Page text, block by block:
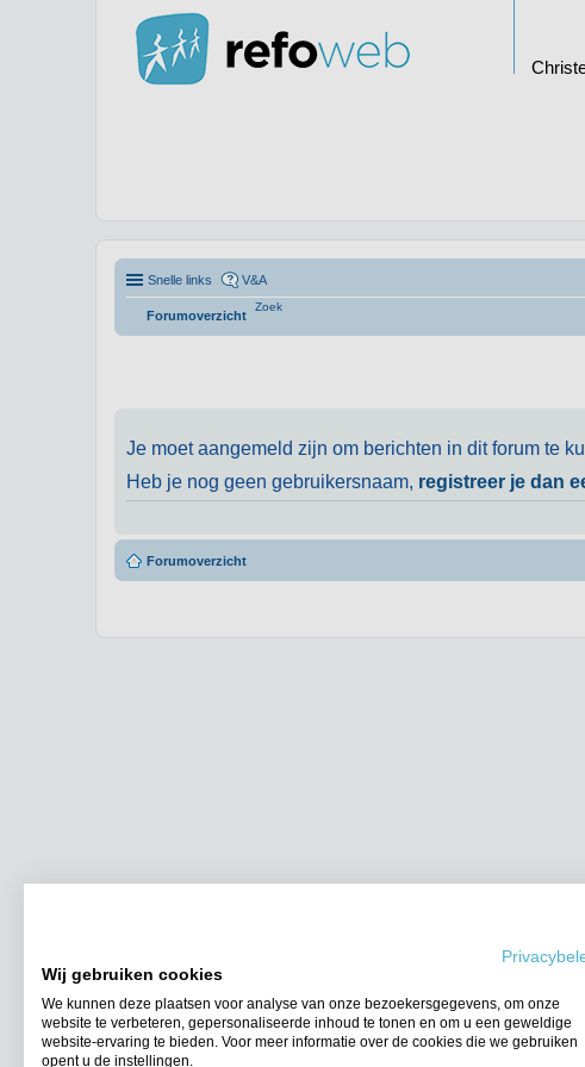
Snelle links V&A
Forumoverzicht
Zoek
Je moet aangemeld zijn om berichten in dit forum te
Heb je nog geen gebruikersnaam, registreer je dan
Forumoverzicht
Wij gebruiken cookies
We kunnen deze plaatsen voor analyse van onze bezoekersgegevens, om onze
website te verbeteren, gepersonaliseerde inhoud te tonen en om u een geweldige
website-ervaring te bieden. Voor meer informatie over de cookies die we gebruiken
opent u de instellingen.